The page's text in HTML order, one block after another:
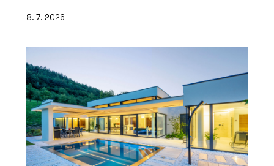
8. 7. 2026